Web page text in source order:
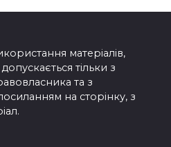
матеріалів,
тільки з
та з
на сторінку, з